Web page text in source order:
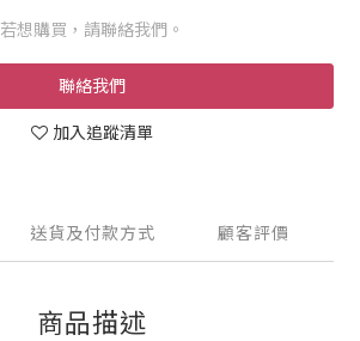
若想購買，請聯絡我們。
聯絡我們
加入追蹤清單
送貨及付款方式 顧客評價
商品描述